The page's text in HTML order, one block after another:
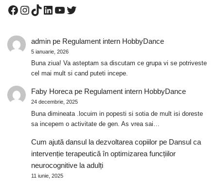
adminpe Regulament intern HobbyDance
5 ianuarie, 2026
Buna ziua! Va asteptam sa discutam ce grupa vi se potriveste
cel mai mult si cand puteti incepe.
Faby Horecape Regulament intern HobbyDance
24 decembrie, 2025
Buna dimineata .locuim in popesti si sotia de mult isi doreste
sa incepem o activitate de gen. As vrea sai…
Cum ajută dansul la dezvoltarea copiilorpe Dansul ca
intervenție terapeutică în optimizarea funcțiilor
neurocognitive la adulți
11 iunie, 2025